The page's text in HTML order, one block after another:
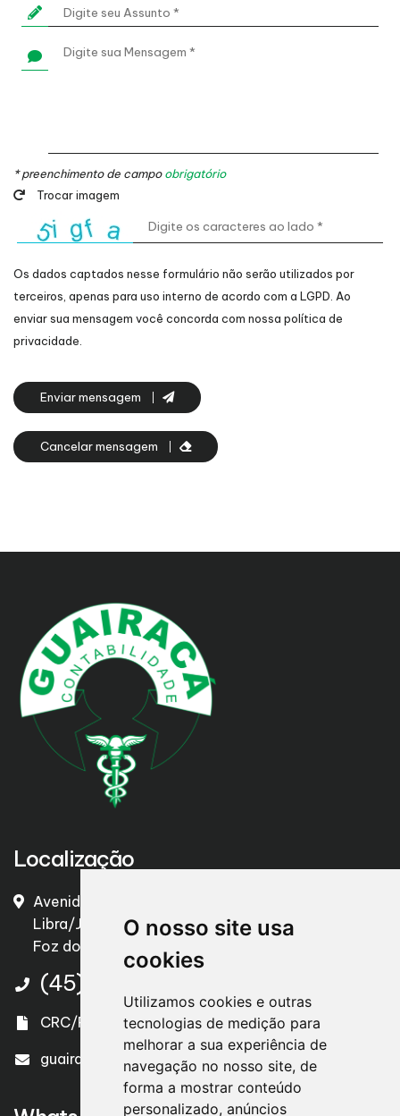
O nosso site usa
cookies
Utilizamos cookies e outras
tecnologias de medição para
melhorar a sua experiência de
navegação no nosso site, de
forma a mostrar conteúdo
personalizado, anúncios
* preenchimento de campoobrigatório
Trocar imagem
Os dados captados nesse formulário não serão utilizados por
terceiros, apenas para uso interno de acordo com a LGPD . Ao
enviar sua mensagem você concorda com nossa política de
privacidade.
Enviar mensagem
Cancelar mensagem
Localização
Avenida Pôr do Sol Jardim São Paulo II/ Conjunto
Libra/Jardim Alice I, nº 826 – Panorama
Foz do Iguaçu/PR – CEP. 85856-430
(45) 3525-2448
CRC/PR 004577/O-4
guairacacontabilidade@gmail.com